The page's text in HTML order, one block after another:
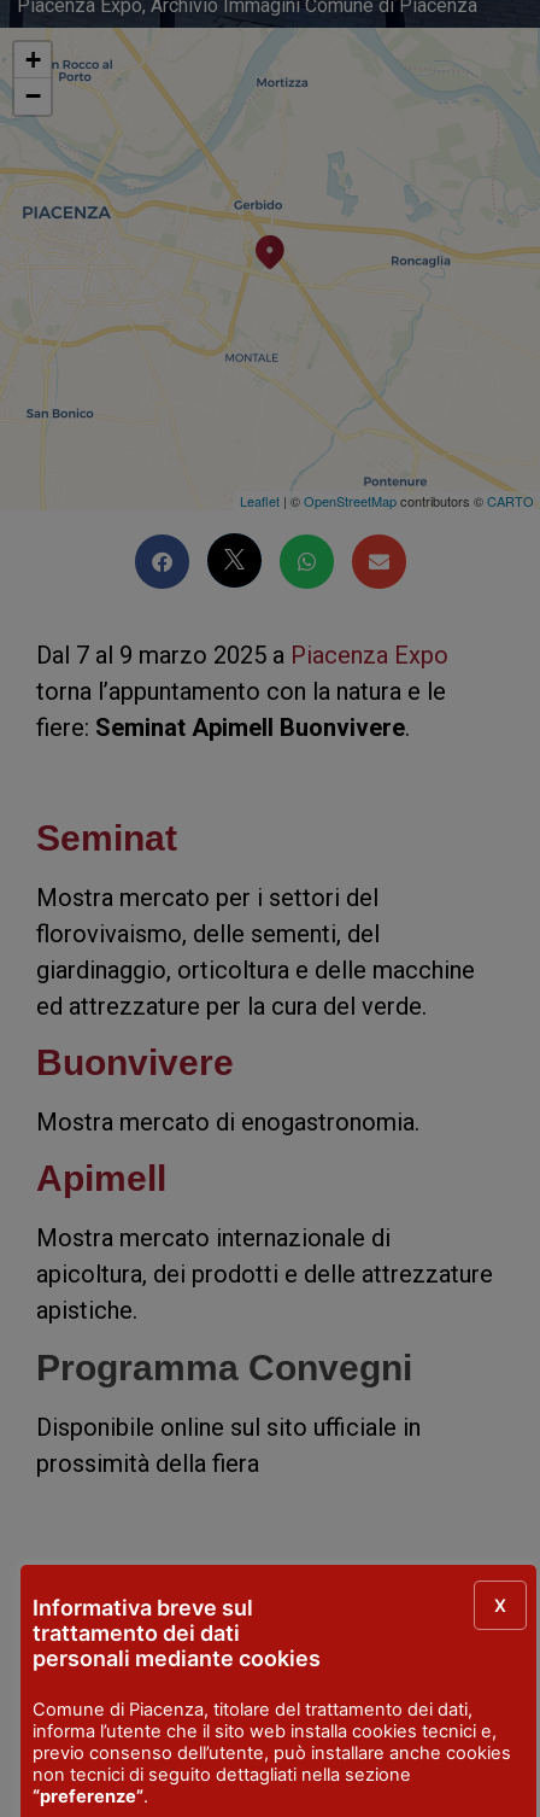
Piacenza Expo, Archivio Immagini Comune di Piacenza
+
−
Leaflet | ©OpenStreetMapcontributors ©CARTO
Dal 7 al 9 marzo 2025 a Piacenza Expo
torna l’appuntamento con la natura e le
fiere: Seminat Apimell Buonvivere.
Seminat
Mostra mercato per i settori del
florovivaismo, delle sementi, del
giardinaggio, orticoltura e delle macchine
ed attrezzature per la cura del verde.
Buonvivere
Mostra mercato di enogastronomia.
Apimell
Mostra mercato internazionale di
apicoltura, dei prodotti e delle attrezzature
apistiche.
Programma Convegni
Disponibile online sul sito ufficiale in
prossimità della fiera
LUOGO
Piacenza Expo- Via Tirotti, 11 - Piacenza
DATE
7 - 9 marzo 2025
ORARIO
venerdì e sabato 9-18.30 domenica 9-18
Informativa breve sul
trattamento dei dati
personali mediante cookies
Comune di Piacenza, titolare del trattamento dei dati,
informa l’utente che il sito web installa cookies tecnici e,
previo consenso dell’utente, può installare anche cookies
non tecnici di seguito dettagliati nella sezione
“preferenze”.
X